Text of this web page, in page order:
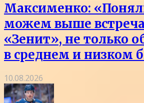
Максименко:
можем выше
«Зенит», не только
в среднем и низком
10.08.2026